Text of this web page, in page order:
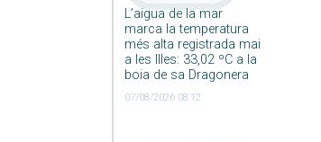
L’aigua de la mar
marca la temperatura
més alta registrada mai
a les Illes: 33,02 ºC a la
boia de sa Dragonera
07/08/2026 08:12